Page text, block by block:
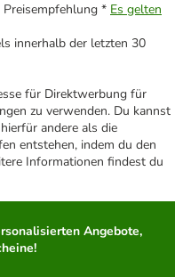
* Es gelten
innerhalb der letzten 30
für Direktwerbung für
zu verwenden. Du kannst
andere als die
entstehen, indem du den
Informationen findest du
Angebote,